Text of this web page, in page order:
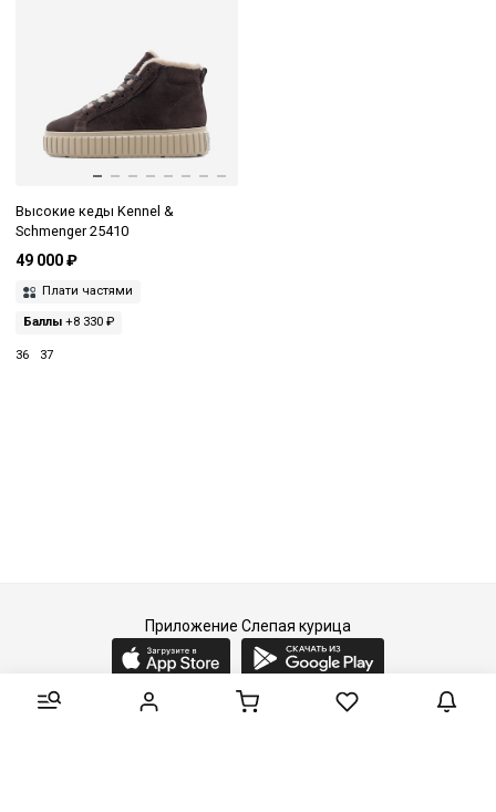
Высокие кеды Kennel &
Schmenger 25410
49 000 ₽
Плати частями
Баллы +8 330 ₽
36 37
Приложение Слепая курица
2015-2026 © Слепая курица - fashion concept store.